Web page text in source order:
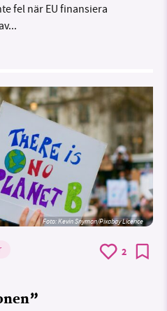
fel när EU finansiera
Foto:Kevin Snyman/Pixabay Licence
2